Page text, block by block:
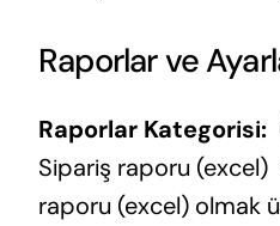
Raporlar ve
Raporlar Kategorisi:
Sipariş raporu (excel)
raporu (excel) olmak